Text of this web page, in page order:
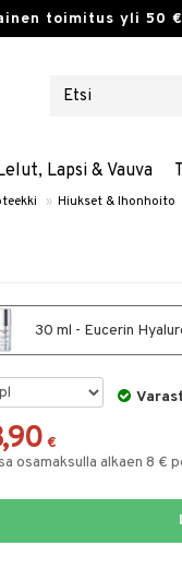
toimitus yli 50 €
Lapsi & Vauva
» Hiukset & Ihonhoito
30 ml - Eucerin
€
osamaksulla alkaen 8 €